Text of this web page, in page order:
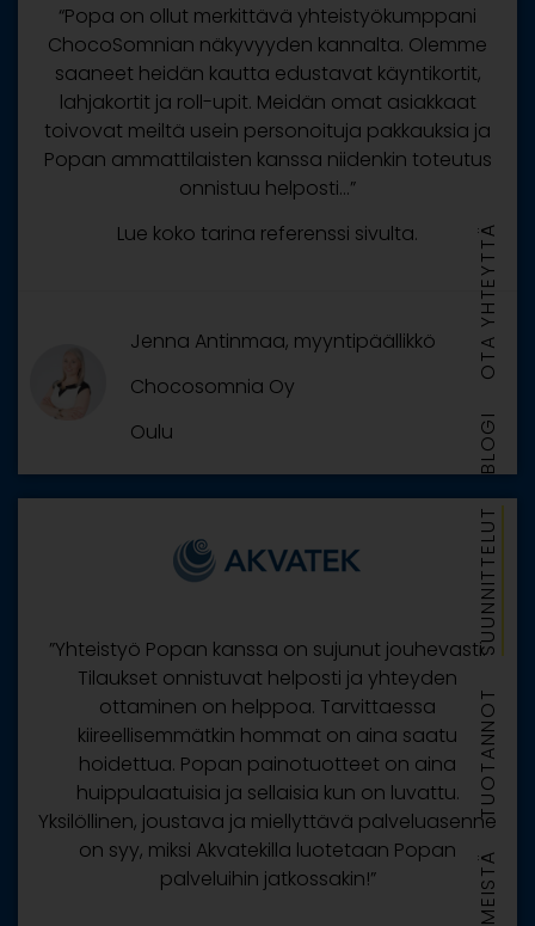
MEISTÄ
TUOTANNOT
SUUNNITTELUT
BLOGI
OTA YHTEYTTÄ
“Popa on ollut merkittävä yhteistyökumppani
ChocoSomnian näkyvyyden kannalta. Olemme
saaneet heidän kautta edustavat käyntikortit,
lahjakortit ja roll-upit. Meidän omat asiakkaat
toivovat meiltä usein personoituja pakkauksia ja
Popan ammattilaisten kanssa niidenkin toteutus
onnistuu helposti…”
Lue koko tarina referenssi sivulta.
Jenna Antinmaa, myyntipäällikkö
Chocosomnia Oy
Oulu
”Yhteistyö Popan kanssa on sujunut jouhevasti.
Tilaukset onnistuvat helposti ja yhteyden
ottaminen on helppoa. Tarvittaessa
kiireellisemmätkin hommat on aina saatu
hoidettua. Popan painotuotteet on aina
huippulaatuisia ja sellaisia kun on luvattu.
Yksilöllinen, joustava ja miellyttävä palveluasenne
on syy, miksi Akvatekilla luotetaan Popan
palveluihin jatkossakin!”